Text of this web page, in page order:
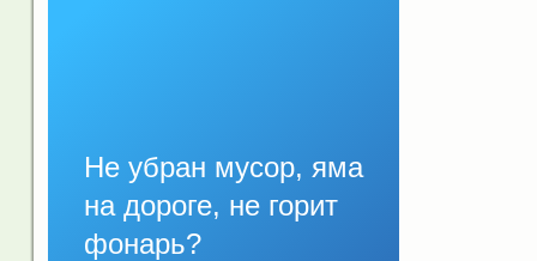
Не убран мусор, яма
на дороге, не горит
фонарь?